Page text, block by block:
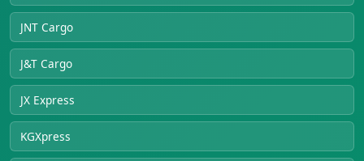
JNT Cargo
J&T Cargo
JX Express
KGXpress